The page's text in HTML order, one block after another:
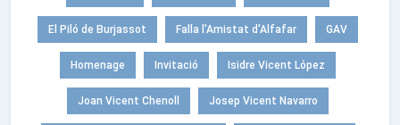
El Piló de Burjassot Falla l'Amistat d'Alfafar GAV
Homenage Invitació Isidre Vicent López
Joan Vicent Chenoll Josep Vicent Navarro